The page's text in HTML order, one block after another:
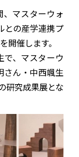
マスターウォ
との産学連携プ
開催します。
で、マスターウ
さん・中西颯生
研究成果展とな